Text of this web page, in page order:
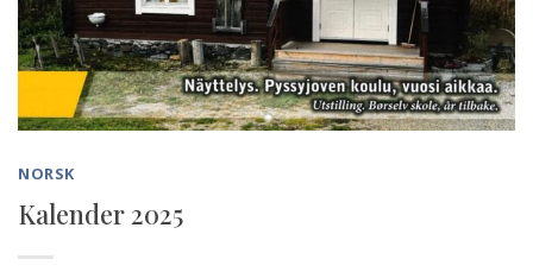
NORSK
Kalender 2025